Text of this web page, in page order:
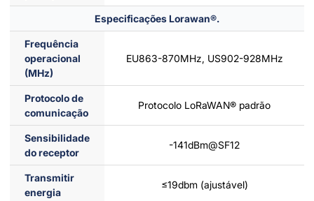
Especificações Lorawan®.
Frequência
operacional
(MHz)
EU863-870MHz, US902-928MHz
Protocolo de
comunicação
Protocolo LoRaWAN® padrão
Sensibilidade
do receptor
-141dBm@SF12
Transmitir
energia
≤19dbm (ajustável)